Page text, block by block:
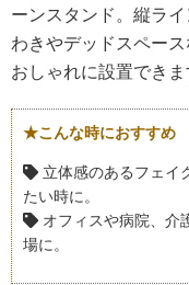
ーンスタンド。縦ラ
わきやデッドスペー
おしゃれに設置できま
★こんな時におすすめ
立体感のあるフェイ
たい時に。
オフィスや病院、介
場に。